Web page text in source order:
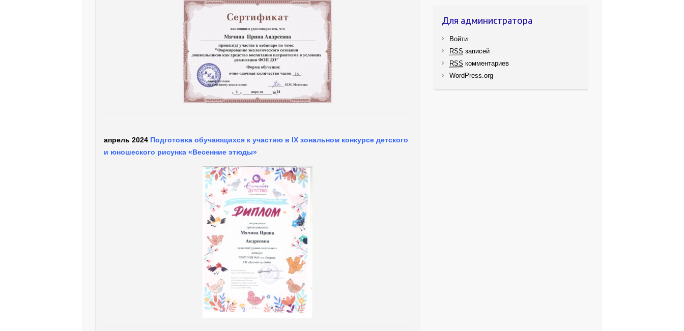
апрель 2024 Подготовка обучающихся к участию в IX зональном конкурсе детского
и юношеского рисунка «Весенние этюды»
Для администратора
Войти
RSS записей
RSS комментариев
WordPress.org